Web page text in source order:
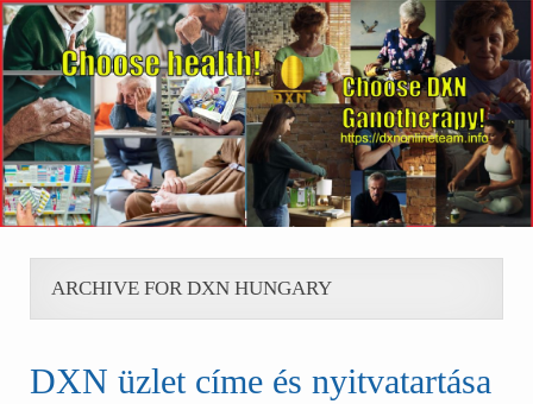
ARCHIVE FOR DXN HUNGARY
DXN üzlet címe és nyitvatartása